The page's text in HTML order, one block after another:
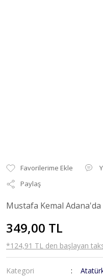
Paylaş
Mustafa Kemal Adana'da
349,00 TL
*124,91 TL den başlayan
Kategori